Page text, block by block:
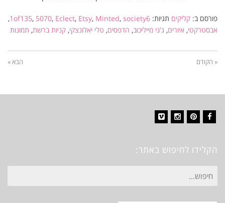
פורסם ב: קליקים תגיות: 1of135, 5070, Eclect, Etsy, Minted, society6
,
אבסטרקטי, איורים, ג'ני מייליכוב, הדפסים, טלי יאלונצקי, קניות ברשת, תמונות
« הקודם הבא »
הקלידו לחיפוש באתר:
חיפוש
עבור: